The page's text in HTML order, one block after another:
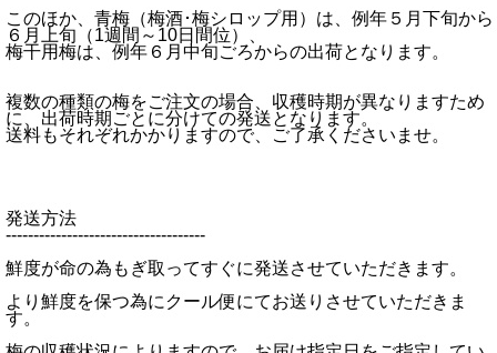
このほか、青梅（梅酒･梅シロップ用）は、例年５月下旬から
６月上旬（1週間～10日間位）、
梅干用梅は、例年６月中旬ごろからの出荷となります。
複数の種類の梅をご注文の場合、収穫時期が異なりますため
に、出荷時期ごとに分けての発送となります。
送料もそれぞれかかりますので、ご了承くださいませ。
発送方法
------------------------------------
鮮度が命の為もぎ取ってすぐに発送させていただきます。
より鮮度を保つ為にクール便にてお送りさせていただきま
す。